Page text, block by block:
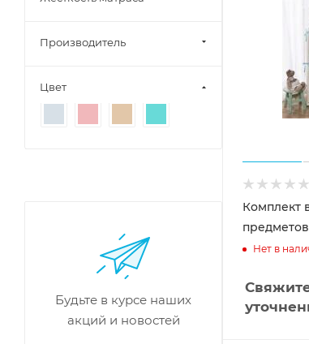
Комплект
предметов
Нет в
Производитель
Цвет
Будьте в курсе наших
акций и новостей